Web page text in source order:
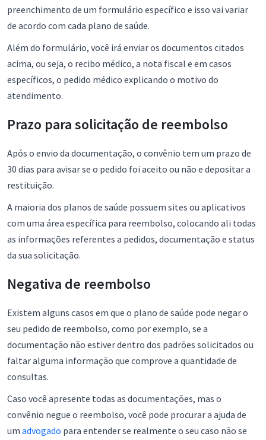
preenchimento de um formulário específico e isso vai variar
de acordo com cada plano de saúde.
Além do formulário, você irá enviar os documentos citados
acima, ou seja, o recibo médico, a nota fiscal e em casos
específicos, o pedido médico explicando o motivo do
atendimento.
Prazo para solicitação de reembolso
Após o envio da documentação, o convênio tem um prazo de
30 dias para avisar se o pedido foi aceito ou não e depositar a
restituição.
A maioria dos planos de saúde possuem sites ou aplicativos
com uma área específica para reembolso, colocando ali todas
as informações referentes a pedidos, documentação e status
da sua solicitação.
Negativa de reembolso
Existem alguns casos em que o plano de saúde pode negar o
seu pedido de reembolso, como por exemplo, se a
documentação não estiver dentro dos padrões solicitados ou
faltar alguma informação que comprove a quantidade de
consultas.
Caso você apresente todas as documentações, mas o
convênio negue o reembolso, você pode procurar a ajuda de
um advogado para entender se realmente o seu caso não se